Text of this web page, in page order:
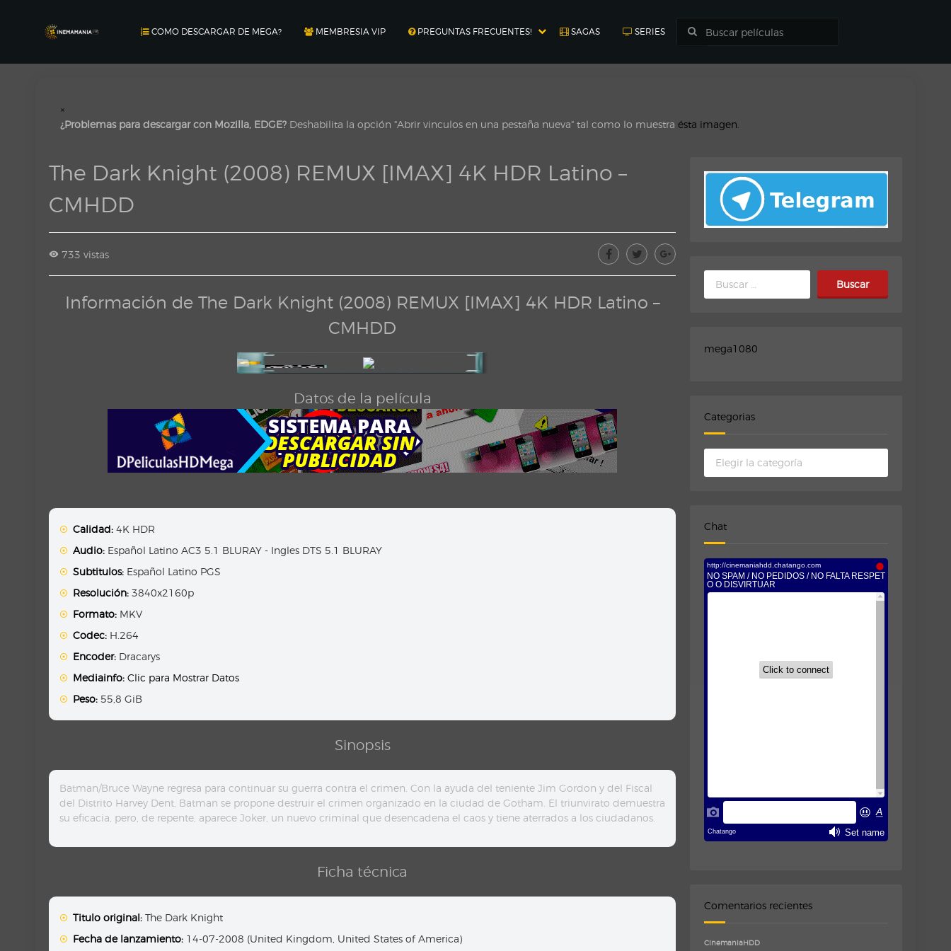
COMO DESCARGAR DE MEGA? MEMBRESIA VIP PREGUNTAS FRECUENTES! SAGAS SERIES
×
¿Problemas para descargar con Mozilla, EDGE? Deshabilita la opción "Abrir vinculos en una pestaña nueva" tal como lo muestra ésta imagen.
The Dark Knight (2008) REMUX [IMAX] 4K HDR Latino –
CMHDD
733 vistas
Información de The Dark Knight (2008) REMUX [IMAX] 4K HDR Latino –
CMHDD
Datos de la película
Calidad: 4K HDR
Audio: Español Latino AC3 5.1 BLURAY - Ingles DTS 5.1 BLURAY
Subtitulos: Español Latino PGS
Resolución: 3840x2160p
Formato: MKV
Codec: H.264
Encoder: Dracarys
Mediainfo: Clic para Mostrar Datos
Peso: 55,8 GiB
Sinopsis
Batman/Bruce Wayne regresa para continuar su guerra contra el crimen. Con la ayuda del teniente Jim Gordon y del Fiscal
del Distrito Harvey Dent, Batman se propone destruir el crimen organizado en la ciudad de Gotham. El triunvirato demuestra
su eficacia, pero, de repente, aparece Joker, un nuevo criminal que desencadena el caos y tiene aterrados a los ciudadanos.
Ficha técnica
Titulo original: The Dark Knight
Fecha de lanzamiento: 14-07-2008 (United Kingdom, United States of America)
Buscar:
mega1080
Categorias
Categorias
Chat
Comentarios recientes
CinemaniaHDD